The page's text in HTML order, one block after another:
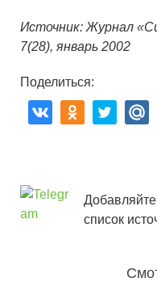
Источник: Журнал
7(28), январь 2002
Поделиться:
список